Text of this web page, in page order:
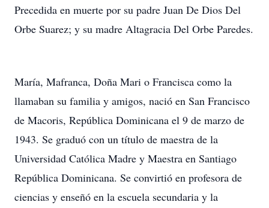
Precedida en muerte por su padre Juan De Dios Del
Orbe Suarez; y su madre Altagracia Del Orbe Paredes.
María, Mafranca, Doña Mari o Francisca como la
llamaban su familia y amigos, nació en San Francisco
de Macoris, República Dominicana el 9 de marzo de
1943. Se graduó con un título de maestra de la
Universidad Católica Madre y Maestra en Santiago
República Dominicana. Se convirtió en profesora de
ciencias y enseñó en la escuela secundaria y la